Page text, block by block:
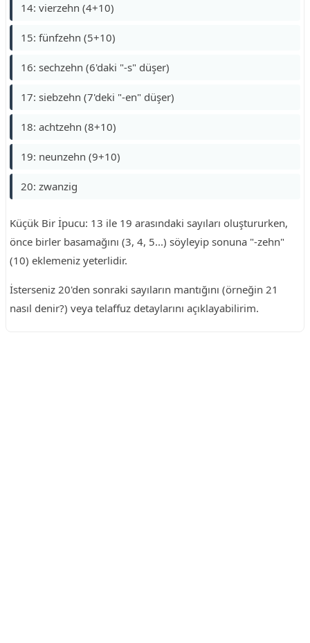
14: vierzehn (4+10)
15: fünfzehn (5+10)
16: sechzehn (6'daki "-s" düşer)
17: siebzehn (7'deki "-en" düşer)
18: achtzehn (8+10)
19: neunzehn (9+10)
20: zwanzig
Küçük Bir İpucu: 13 ile 19 arasındaki sayıları oluştururken,
önce birler basamağını (3, 4, 5...) söyleyip sonuna "-zehn"
(10) eklemeniz yeterlidir.
İsterseniz 20'den sonraki sayıların mantığını (örneğin 21
nasıl denir?) veya telaffuz detaylarını açıklayabilirim.